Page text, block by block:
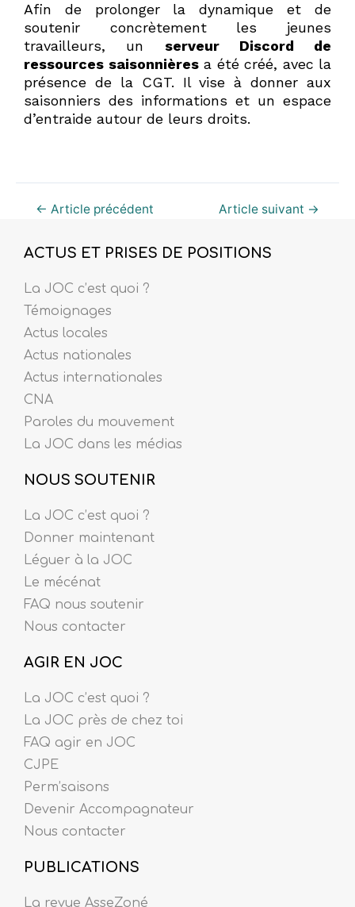
Afin de prolonger la dynamique et de
soutenir concrètement les jeunes
travailleurs, un serveur Discord de
ressources saisonnièresa été créé, avec la
présence de la CGT. Il vise à donner aux
saisonniers des informations et un espace
d’entraide autour de leurs droits.
← Article précédent Article suivant →
ACTUS ET PRISES DE POSITIONS
La JOC c’est quoi ?
Témoignages
Actus locales
Actus nationales
Actus internationales
CNA
Paroles du mouvement
La JOC dans les médias
NOUS SOUTENIR
La JOC c’est quoi ?
Donner maintenant
Léguer à la JOC
Le mécénat
FAQ nous soutenir
Nous contacter
AGIR EN JOC
La JOC c’est quoi ?
La JOC près de chez toi
FAQ agir en JOC
CJPE
Perm’saisons
Devenir Accompagnateur
Nous contacter
PUBLICATIONS
La revue AsseZoné